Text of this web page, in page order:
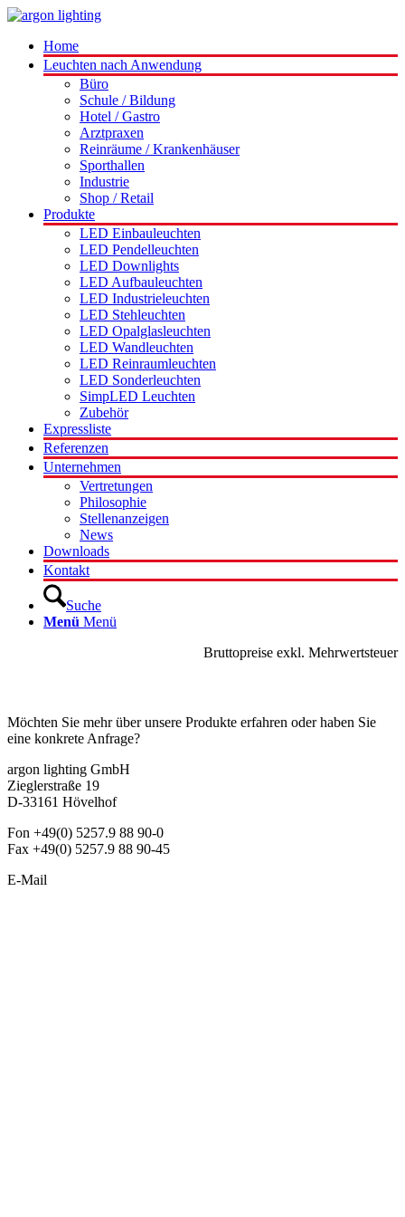
Home
Leuchten nach Anwendung
Büro
Schule / Bildung
Hotel / Gastro
Arztpraxen
Reinräume / Krankenhäuser
Sporthallen
Industrie
Shop / Retail
Produkte
LED Einbauleuchten
LED Pendelleuchten
LED Downlights
LED Aufbauleuchten
LED Industrieleuchten
LED Stehleuchten
LED Opalglasleuchten
LED Wandleuchten
LED Reinraumleuchten
LED Sonderleuchten
SimpLED Leuchten
Zubehör
Expressliste
Referenzen
Unternehmen
Vertretungen
Philosophie
Stellenanzeigen
News
Downloads
Kontakt
Suche
Menü Menü
Bruttopreise exkl. Mehrwertsteuer
Möchten Sie mehr über unsere Produkte erfahren oder haben Sie
eine konkrete Anfrage?
argon lighting GmbH
Zieglerstraße 19
D-33161 Hövelhof
Fon +49(0) 5257.9 88 90-0
Fax +49(0) 5257.9 88 90-45
E-Mail